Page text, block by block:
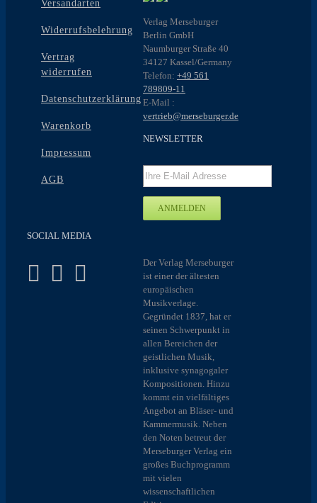
Versandarten
Widerrufsbelehrung
Vertrag
widerrufen
Datenschutzerklärung
Warenkorb
Impressum
AGB
SOCIAL MEDIA
Verlag Merseburger
Berlin GmbH
Naumburger Straße 40
34127 Kassel/Germany
Telefon: +49 561
789809-11
E-Mail :
vertrieb@merseburger.de
NEWSLETTER
Der Verlag Merseburger
ist einer der ältesten
europäischen
Musikverlage.
Gegründet 1837, hat er
seinen Schwerpunkt in
allen Bereichen der
geistlichen Musik,
inklusive synagogaler
Kompositionen. Hinzu
kommt ein vielfältiges
Angebot an Bläser- und
Kammermusik. Neben
den Noten betreut der
Merseburger Verlag ein
großes Buchprogramm
mit vielen
wissenschaftlichen